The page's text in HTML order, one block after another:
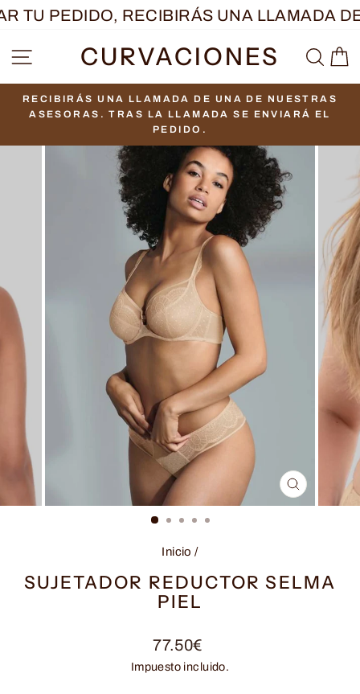
IrTU PEDIDO, RECIBIRÁS UNA LLAMADA DE
NAVEGACIÓN
CURVACIONES
diapositivas
pausa
RECIBIRÁS UNA LLAMADA DE UNA DE NUESTRAS
ASESORAS. TRAS LA LLAMADA SE ENVIARÁ EL
PEDIDO.
CERRAR
(ESC)
Inicio /
SUJETADOR REDUCTOR SELMA
PIEL
Precio
habitual
77.50€
Impuesto incluido.